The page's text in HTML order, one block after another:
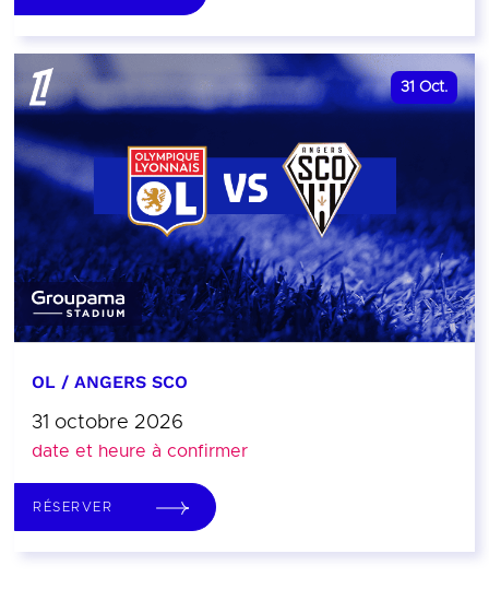
31 Oct.
OL / ANGERS SCO
31 octobre 2026
date et heure à confirmer
RÉSERVER